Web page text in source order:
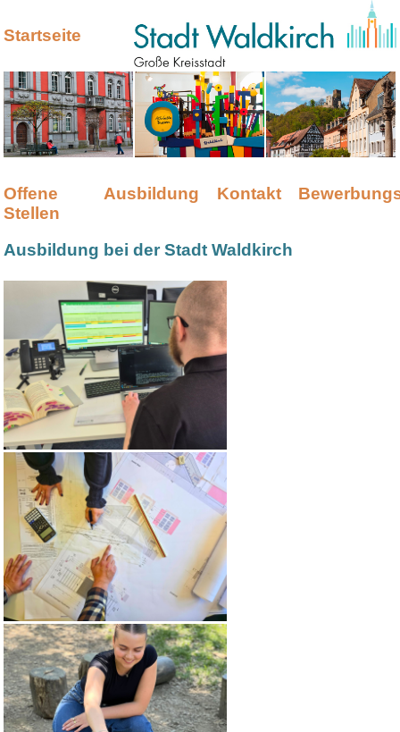
Startseite
Offene
Stellen
Ausbildung Kontakt
Ausbildung bei der Stadt Waldkirch